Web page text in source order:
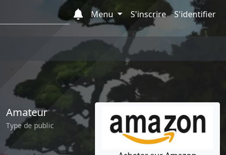
Menu
S'inscrire S'identifier
Amateur
Type de public